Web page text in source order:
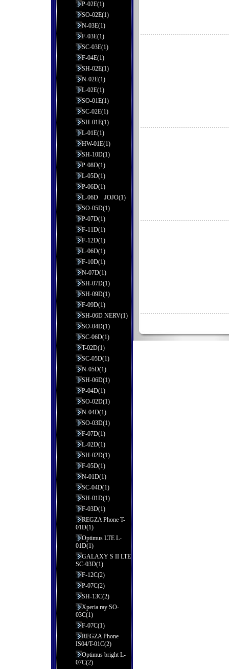
P-02E(1)
SO-02E(1)
N-03E(1)
F-03E(1)
SC-03E(1)
F-04E(1)
SH-02E(1)
N-02E(1)
L-02E(1)
SO-01E(1)
SC-02E(1)
SH-01E(1)
L-01E(1)
HW-01E(1)
SH-10D(1)
P-08D(1)
L-05D(1)
P-06D(1)
L-06D JOJO(1)
SO-05D(1)
P-07D(1)
F-11D(1)
F-12D(1)
L-06D(1)
F-10D(1)
N-07D(1)
SH-07D(1)
SH-09D(1)
F-09D(1)
SH-06D NERV(1)
SO-04D(1)
SC-06D(1)
T-02D(1)
SC-05D(1)
N-05D(1)
SH-06D(1)
P-04D(1)
SO-02D(1)
N-04D(1)
SO-03D(1)
F-07D(1)
L-02D(1)
SH-02D(1)
F-05D(1)
N-01D(1)
SC-04D(1)
SH-01D(1)
F-03D(1)
REGZA Phone T-
01D(1)
Optimus LTE L-
01D(1)
GALAXY S II LTE
SC-03D(1)
F-12C(2)
P-07C(2)
SH-13C(2)
Xperia ray SO-
03C(1)
F-07C(1)
REGZA Phone
IS04/T-01C(2)
Optimus bright L-
07C(2)